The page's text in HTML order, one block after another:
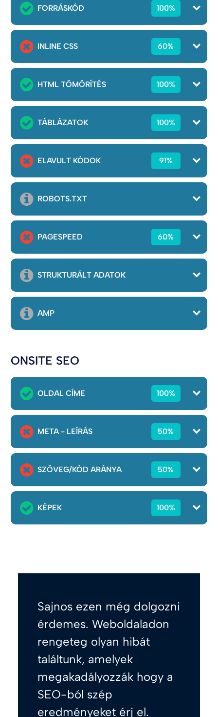
FORRÁSKÓD 100%
INLINE CSS 60%
HTML TÖMÖRÍTÉS 100%
TÁBLÁZATOK 100%
ELAVULT KÓDOK 91%
ROBOTS.TXT
PAGESPEED 60%
STRUKTURÁLT ADATOK
AMP
ONSITE SEO
OLDAL CÍME 100%
META - LEÍRÁS 50%
SZÖVEG/KÓD ARÁNYA 50%
KÉPEK 100%
Sajnos ezen még dolgozni
érdemes. Weboldaladon
rengeteg olyan hibát
találtunk, amelyek
megakadályozzák hogy a
SEO-ból szép
eredményeket érj el.